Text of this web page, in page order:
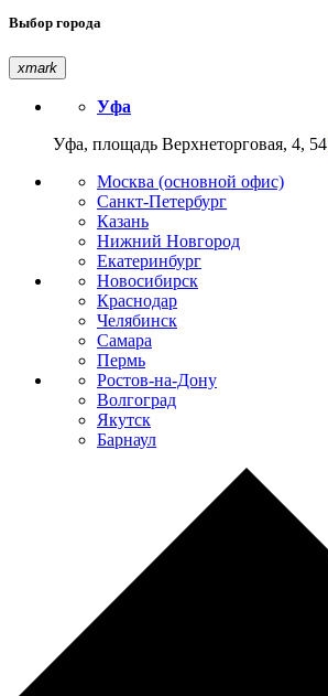
Выбор города
xmark
Уфа
Уфа, площадь Верхнеторговая, 4, 54
Москва (основной офис)
Санкт-Петербург
Казань
Нижний Новгород
Екатеринбург
Новосибирск
Краснодар
Челябинск
Самара
Пермь
Ростов-на-Дону
Волгоград
Якутск
Барнаул